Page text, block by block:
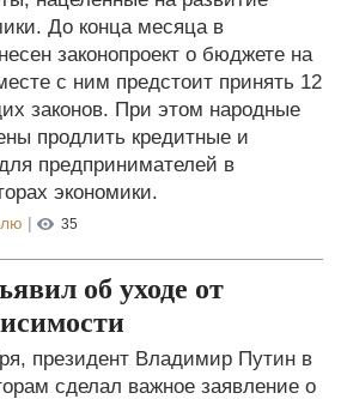
До конца месяца в
законопроект о бюджете на
с ним предстоит принять 12
законов. При этом народные
продлить кредитные и
предпринимателей в
экономики.
| 35
об уходе от
президент Владимир Путин в
сделал важное заявление о